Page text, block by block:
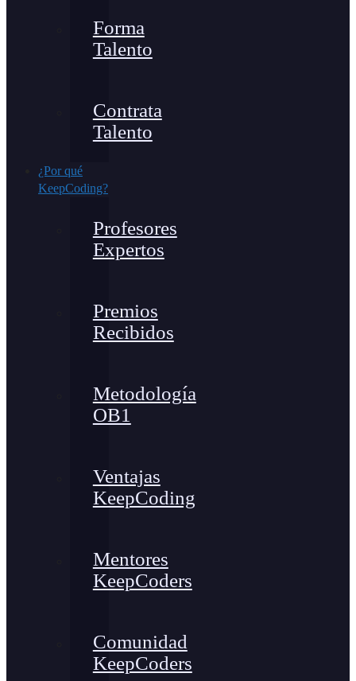
Forma
Talento
Contrata
Talento
¿Por qué
KeepCoding?
Profesores
Expertos
Premios
Recibidos
Metodología
OB1
Ventajas
KeepCoding
Mentores
KeepCoders
Comunidad
KeepCoders